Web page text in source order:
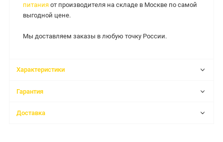
питания от производителя на складе в Москве по самой
выгодной цене.
Мы доставляем заказы в любую точку России.
Характеристики
Гарантия
Доставка